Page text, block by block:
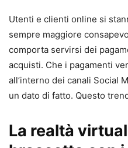
Utenti e clienti online si
sempre maggiore
comporta servirsi dei
acquisti. Che i pagamenti
all’interno dei canali Social
un dato di fatto. Questo
La realtà